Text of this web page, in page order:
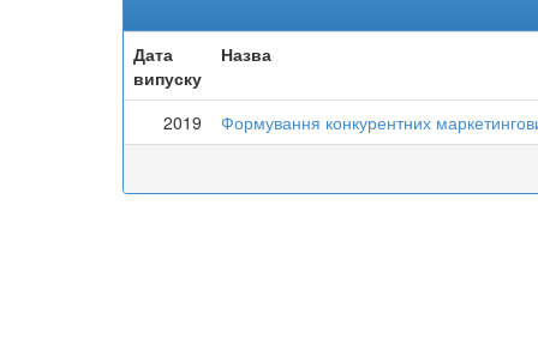
Дата
випуску
Назва
2019 Формування конкурентних